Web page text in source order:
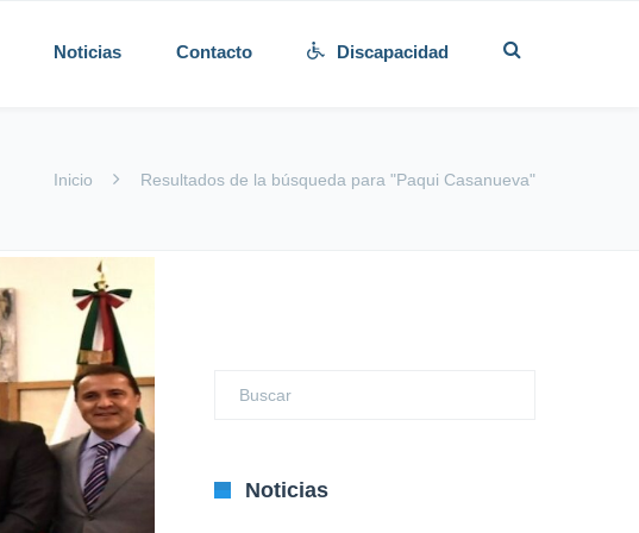
Noticias Contacto Discapacidad
Inicio Resultados de la búsqueda para "Paqui Casanueva"
Noticias